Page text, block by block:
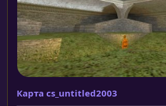
Карта cs_untitled2003